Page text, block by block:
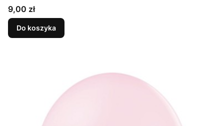
Cena
9,00 zł
Do koszyka